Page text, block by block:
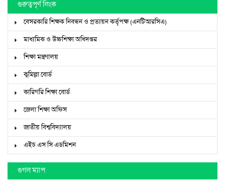
গুরুত্বপূর্ণ লিংক
বেসরকারি শিক্ষক নিবন্ধন ও প্রত্যয়ন কর্তৃপক্ষ (এনটিআরসিএ)
মাধ্যমিক ও উচ্চশিক্ষা অধিদপ্তর
শিক্ষা মন্ত্রণালয়
কুমিল্লা বোর্ড
কারিগরি শিক্ষা বোর্ড
জেলা শিক্ষা অফিস
জাতীয় বিশ্ববিদ্যালয়
এইচ এস সি এডমিশন
গুগল ম্যাপ